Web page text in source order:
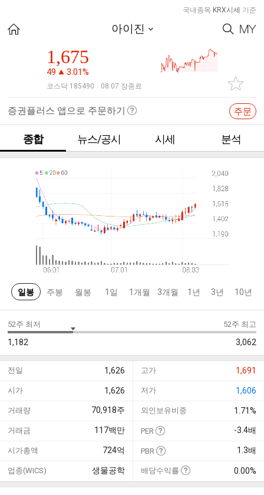
국내종목 KRX시세 기준
아이진
1,675
49 3.01%
코스닥 185490 08.07 장종료
증권플러스 앱으로 주문하기 주문
종합 뉴스/공시 시세 분석
일봉 주봉 월봉 1일 1개월 3개월 1년 3년 10년
52주 최저
1,182
52주 최고
3,062
전일 1,626 고가 1,691
시가 1,626 저가 1,606
거래량 70,918주 외인보유비중 1.71%
거래금 117백만 PER -3.4배
시가총액 724억 PBR 1.3배
업종(WICS) 생물공학 배당수익률 0.00%